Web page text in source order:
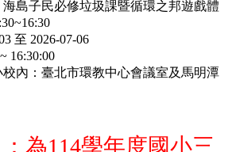
島子民必修垃圾課暨循環之邦遊戲體
至 2026-07-06
16:30:00
校內：臺北市環教中心會議室及馬明潭
為114學年度國小三